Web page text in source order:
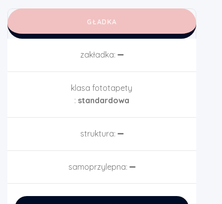
GŁADKA
zakładka: ➖
klasa fototapety
: standardowa
struktura: ➖
samoprzylepna: ➖